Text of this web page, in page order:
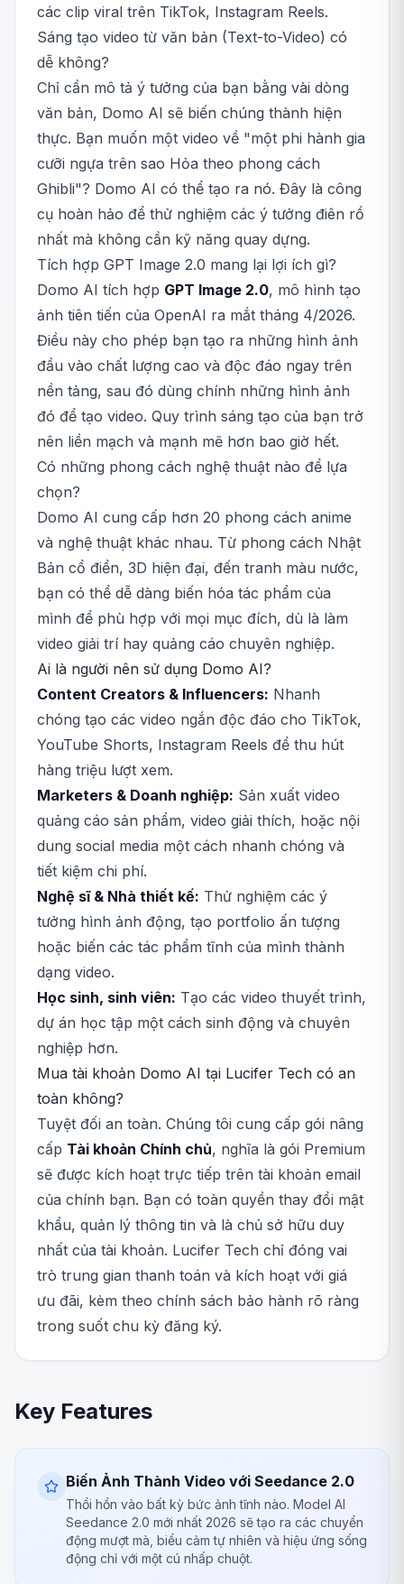
các clip viral trên TikTok, Instagram Reels.
Sáng tạo video từ văn bản (Text-to-Video) có
dễ không?
Chỉ cần mô tả ý tưởng của bạn bằng vài dòng
văn bản, Domo AI sẽ biến chúng thành hiện
thực. Bạn muốn một video về "một phi hành gia
cưỡi ngựa trên sao Hỏa theo phong cách
Ghibli"? Domo AI có thể tạo ra nó. Đây là công
cụ hoàn hảo để thử nghiệm các ý tưởng điên rồ
nhất mà không cần kỹ năng quay dựng.
Tích hợp GPT Image 2.0 mang lại lợi ích gì?
Domo AI tích hợp GPT Image 2.0, mô hình tạo
ảnh tiên tiến của OpenAI ra mắt tháng 4/2026.
Điều này cho phép bạn tạo ra những hình ảnh
đầu vào chất lượng cao và độc đáo ngay trên
nền tảng, sau đó dùng chính những hình ảnh
đó để tạo video. Quy trình sáng tạo của bạn trở
nên liền mạch và mạnh mẽ hơn bao giờ hết.
Có những phong cách nghệ thuật nào để lựa
chọn?
Domo AI cung cấp hơn 20 phong cách anime
và nghệ thuật khác nhau. Từ phong cách Nhật
Bản cổ điển, 3D hiện đại, đến tranh màu nước,
bạn có thể dễ dàng biến hóa tác phẩm của
mình để phù hợp với mọi mục đích, dù là làm
video giải trí hay quảng cáo chuyên nghiệp.
Ai là người nên sử dụng Domo AI?
Content Creators & Influencers: Nhanh
chóng tạo các video ngắn độc đáo cho TikTok,
YouTube Shorts, Instagram Reels để thu hút
hàng triệu lượt xem.
Marketers & Doanh nghiệp: Sản xuất video
quảng cáo sản phẩm, video giải thích, hoặc nội
dung social media một cách nhanh chóng và
tiết kiệm chi phí.
Nghệ sĩ & Nhà thiết kế: Thử nghiệm các ý
tưởng hình ảnh động, tạo portfolio ấn tượng
hoặc biến các tác phẩm tĩnh của mình thành
dạng video.
Học sinh, sinh viên: Tạo các video thuyết trình,
dự án học tập một cách sinh động và chuyên
nghiệp hơn.
Mua tài khoản Domo AI tại Lucifer Tech có an
toàn không?
Tuyệt đối an toàn. Chúng tôi cung cấp gói nâng
cấp Tài khoản Chính chủ, nghĩa là gói Premium
sẽ được kích hoạt trực tiếp trên tài khoản email
của chính bạn. Bạn có toàn quyền thay đổi mật
khẩu, quản lý thông tin và là chủ sở hữu duy
nhất của tài khoản. Lucifer Tech chỉ đóng vai
trò trung gian thanh toán và kích hoạt với giá
ưu đãi, kèm theo chính sách bảo hành rõ ràng
trong suốt chu kỳ đăng ký.
Key Features
Biến Ảnh Thành Video với Seedance 2.0
Thổi hồn vào bất kỳ bức ảnh tĩnh nào. Model AI
Seedance 2.0 mới nhất 2026 sẽ tạo ra các chuyển
động mượt mà, biểu cảm tự nhiên và hiệu ứng sống
động chỉ với một cú nhấp chuột.